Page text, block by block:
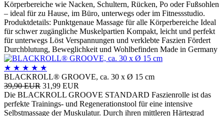
Körperbereiche wie Nacken, Schultern, Rücken, Po oder Fußsohlen
– ideal für zu Hause, im Büro, unterwegs oder im Fitnessstudio.
Produktdetails: Punktgenaue Massage für alle Körperbereiche Ideal
für schwer zugängliche Muskelpartien Kompakt, leicht und perfekt
für unterwegs Löst Verspannungen und verklebte Faszien Fördert
Durchblutung, Beweglichkeit und Wohlbefinden Made in Germany
★ ★ ★ ★ ★
BLACKROLL® GROOVE, ca. 30 x Ø 15 cm
39,90 EUR 31,99 EUR
Die BLACKROLL GROOVE STANDARD Faszienrolle ist das
perfekte Trainings- und Regenerationstool für eine intensive
Selbstmassage der Muskulatur. Durch ihren mittleren Härtegrad